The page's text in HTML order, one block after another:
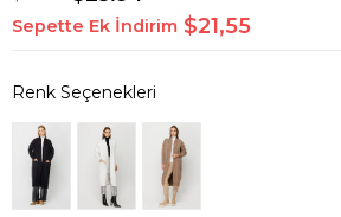
Sepette Ek İndirim $21,55